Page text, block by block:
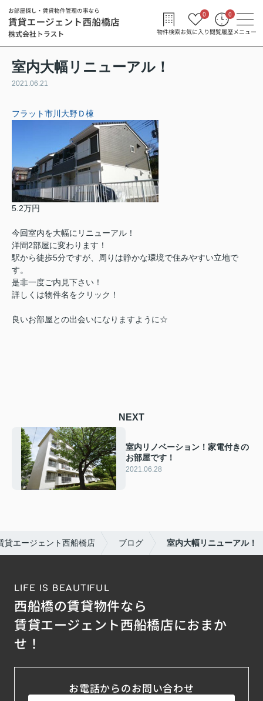
物件検索お気に入り
0
閲覧履歴
0
メニュー
室内大幅リニューアル！
2021.06.21
フラット市川大野Ｄ棟
5.2万円
今回室内を大幅にリニューアル！
洋間2部屋に変わります！
駅から徒歩5分ですが、周りは静かな環境で住みやすい立地で
す。
是非一度ご内見下さい！
詳しくは物件名をクリック！
良いお部屋との出会いになりますように☆
NEXT
室内リノベーション！家電付きの
お部屋です！
2021.06.28
貸エージェント西船橋店 ブログ 室内大幅リニューアル！
LIFE IS BEAUTIFUL
西船橋の賃貸物件なら
賃貸エージェント西船橋店におまか
せ！
お電話からのお問い合わせ